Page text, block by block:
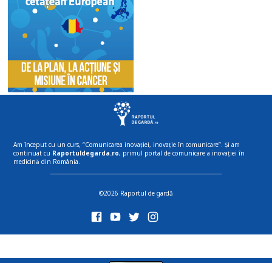
Am început cu un curs, “Comunicarea inovației, inovație în comunicare”. Și am
continuat cu Raportuldegarda.ro, primul portal de comunicare a inovației în
medicină din România.
©2026 Raportul de gardă